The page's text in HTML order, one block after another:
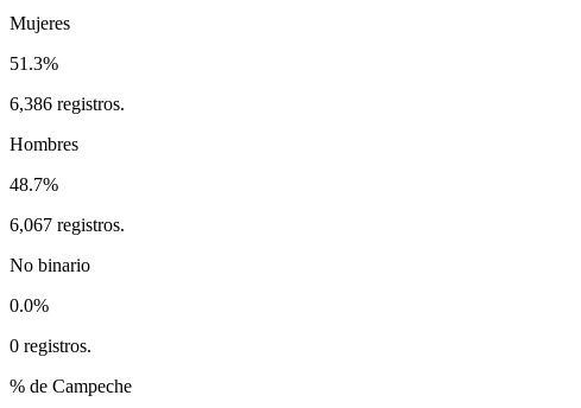
Mujeres
51.3%
6,386 registros.
Hombres
48.7%
6,067 registros.
No binario
0.0%
0 registros.
% de Campeche